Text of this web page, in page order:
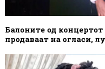
Балоните од
продаваат на огласи,